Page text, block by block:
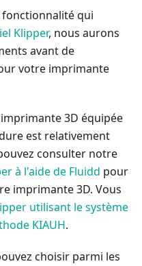
qui
Klipper, nous aurons
avant de
votre imprimante
3D équipée
est relativement
consulter notre
à l'aide de Fluidd pour
imprimante 3D. Vous
utilisant le système
KIAUH.
choisir parmi les